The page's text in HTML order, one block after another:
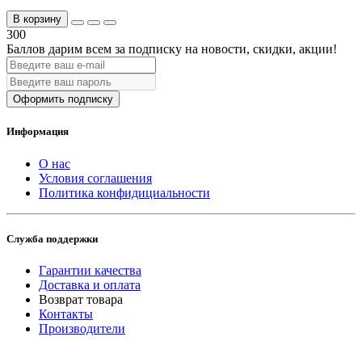
В корзину
300
Баллов дарим всем за подписку на новости, скидки, акции!
Оформить подписку
Информация
О нас
Условия соглашения
Политика конфидициальности
Служба поддержки
Гарантии качества
Доставка и оплата
Возврат товара
Контакты
Производители